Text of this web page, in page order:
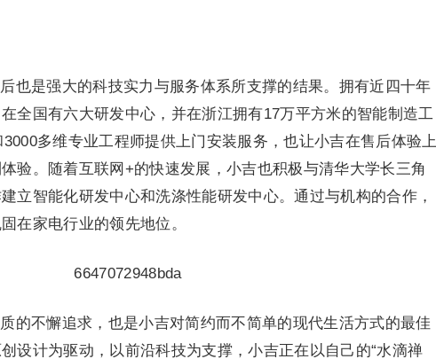
也是强大的科技实力与服务体系所支撑的结果。拥有近四十年
全国有六大研发中心，并在浙江拥有17万平方米的智能制造工
多维专业工程师提供上门安装服务，也让小吉在售后体验上
验。随着互联网+的快速发展，小吉也积极与清华大学长三角
立智能化研发中心和洗涤性能研发中心。通过与机构的合作，
在家电行业的领先地位。
的不懈追求，也是小吉对简约而不简单的现代生活方式的最佳
设计为驱动，以前沿科技为支撑，小吉正在以自己的“水滴禅